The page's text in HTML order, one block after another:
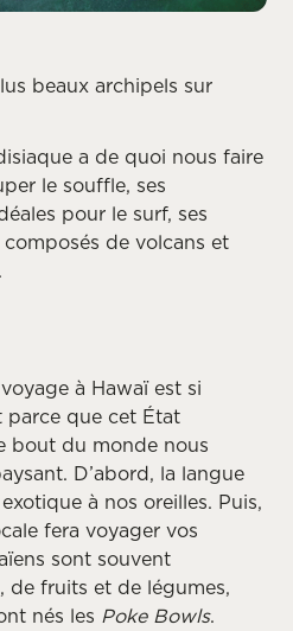
beaux archipels sur
a de quoi nous faire
le souffle, ses
pour le surf, ses
de volcans et
à Hawaï est si
parce que cet État
bout du monde nous
D’abord, la langue
à nos oreilles. Puis,
fera voyager vos
sont souvent
de fruits et de légumes,
nés les Poke Bowls.